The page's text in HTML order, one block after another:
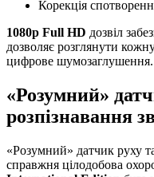
Корекція
1080p Full HD дозвіл
дозволяє розглянути
цифрове шумозаглушення.
«Розумний»
розпізнавання
«Розумний» датчик руху
справжня цілодобова